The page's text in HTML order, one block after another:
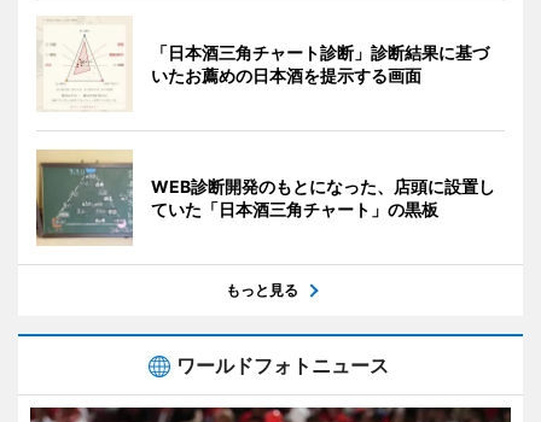
「日本酒三角チャート診断」診断結果に基づ
いたお薦めの日本酒を提示する画面
WEB診断開発のもとになった、店頭に設置し
ていた「日本酒三角チャート」の黒板
もっと見る
ワールドフォトニュース